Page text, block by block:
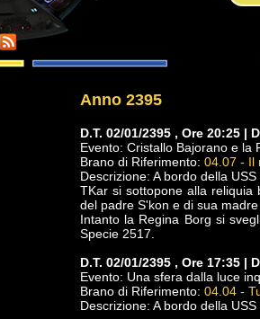
Anno 2395
D.T. 02/01/2395 , Ore 20:25 |
Evento: Cristallo Bajorano e la
Brano di Riferimento: 04.07 - Il
Descrizione: A bordo della
TKar si sottopone alla
del padre S'kon e di sua
Intanto la Regina Borg si
Specie 2517.
D.T. 02/01/2395 , Ore 17:35 |
Evento: Una sfera dalla luce
Brano di Riferimento: 04.04 -
Descrizione: A bordo della